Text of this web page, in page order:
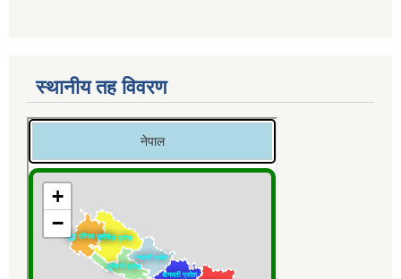
स्थानीय तह विवरण